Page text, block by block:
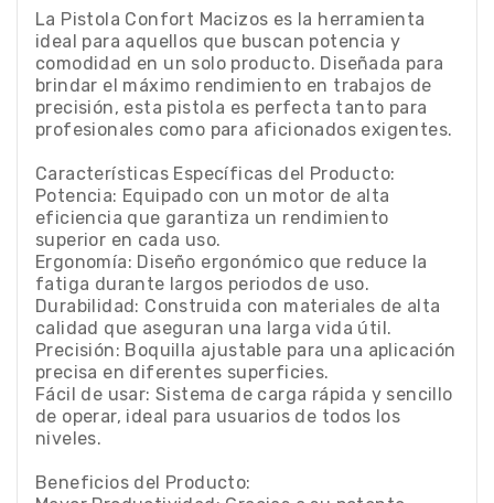
La Pistola Confort Macizos es la herramienta
ideal para aquellos que buscan potencia y
comodidad en un solo producto. Diseñada para
brindar el máximo rendimiento en trabajos de
precisión, esta pistola es perfecta tanto para
profesionales como para aficionados exigentes.
Características Específicas del Producto:
Potencia: Equipado con un motor de alta
eficiencia que garantiza un rendimiento
superior en cada uso.
Ergonomía: Diseño ergonómico que reduce la
fatiga durante largos periodos de uso.
Durabilidad: Construida con materiales de alta
calidad que aseguran una larga vida útil.
Precisión: Boquilla ajustable para una aplicación
precisa en diferentes superficies.
Fácil de usar: Sistema de carga rápida y sencillo
de operar, ideal para usuarios de todos los
niveles.
Beneficios del Producto: